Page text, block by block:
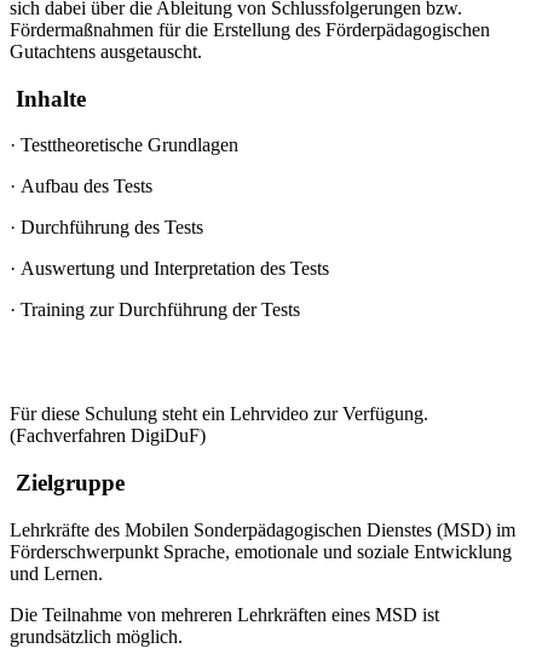
sich dabei über die Ableitung von Schlussfolgerungen bzw.
Fördermaßnahmen für die Erstellung des Förderpädagogischen
Gutachtens ausgetauscht.
Inhalte
· Testtheoretische Grundlagen
· Aufbau des Tests
· Durchführung des Tests
· Auswertung und Interpretation des Tests
· Training zur Durchführung der Tests
Für diese Schulung steht ein Lehrvideo zur Verfügung.
(Fachverfahren DigiDuF)
Zielgruppe
Lehrkräfte des Mobilen Sonderpädagogischen Dienstes (MSD) im
Förderschwerpunkt Sprache, emotionale und soziale Entwicklung
und Lernen.
Die Teilnahme von mehreren Lehrkräften eines MSD ist
grundsätzlich möglich.